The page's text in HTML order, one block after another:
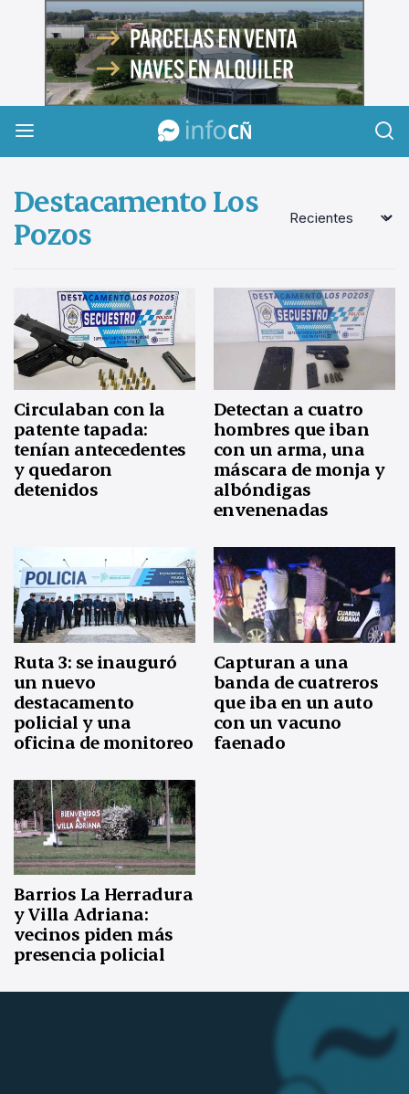
InfoCañuelas
Destacamento Los
Pozos
Circulaban con la
patente tapada:
tenían antecedentes
y quedaron
detenidos
Detectan a cuatro
hombres que iban
con un arma, una
máscara de monja y
albóndigas
envenenadas
Ruta 3: se inauguró
un nuevo
destacamento
policial y una
oficina de monitoreo
Capturan a una
banda de cuatreros
que iba en un auto
con un vacuno
faenado
Barrios La Herradura
y Villa Adriana:
vecinos piden más
presencia policial